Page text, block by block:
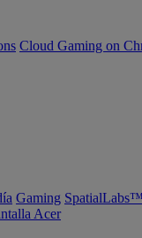
Cloud Gaming on
Gaming SpatialLabs™
Acer